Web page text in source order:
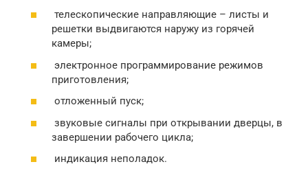
телескопические направляющие – листы и
решетки выдвигаются наружу из горячей
камеры;
электронное программирование режимов
приготовления;
отложенный пуск;
звуковые сигналы при открывании дверцы, в
завершении рабочего цикла;
индикация неполадок.